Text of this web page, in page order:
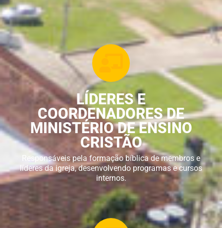
LÍDERES E
COORDENADORES DE
MINISTÉRIO DE ENSINO
CRISTÃO
Responsáveis pela formação bíblica de membros e
líderes da igreja, desenvolvendo programas e cursos
internos.